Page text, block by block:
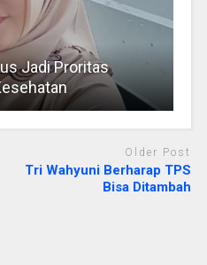
Jadi Proritas
Older Post
Tri Wahyuni Berharap TPS
Bisa Ditambah